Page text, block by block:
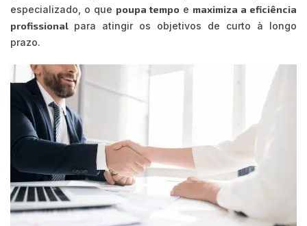
especializado, o que poupa tempo e maximiza a eficiência
profissional para atingir os objetivos de curto à longo
prazo.